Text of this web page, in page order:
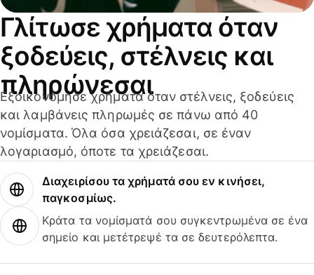
Γλίτωσε χρήματα όταν
ξοδεύεις, στέλνεις και
πληρώνεσαι
Εξοικονόμησε χρήματα όταν στέλνεις, ξοδεύεις
και λαμβάνεις πληρωμές σε πάνω από 40
νομίσματα. Όλα όσα χρειάζεσαι, σε έναν
λογαριασμό, όποτε τα χρειάζεσαι.
Διαχειρίσου τα χρήματά σου εν κινήσει,
παγκοσμίως.
Κράτα τα νομίσματά σου συγκεντρωμένα σε ένα
σημείο και μετέτρεψέ τα σε δευτερόλεπτα.